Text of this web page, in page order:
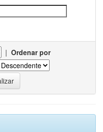
| Ordenar por